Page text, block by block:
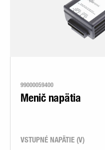
99000059400
Menič napätia
VSTUPNÉ NAPÄTIE (V)